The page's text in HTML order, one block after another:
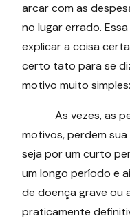
arcar com as
no lugar errado.
explicar a coisa
certo tato para se
motivo muito
As vezes, as
motivos, perdem
seja por um curto
um longo período e
de doença grave ou
praticamente